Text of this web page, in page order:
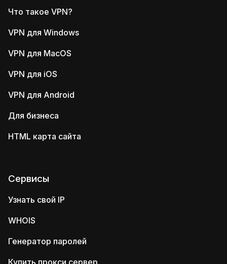
Что такое VPN?
VPN для Windows
VPN для MacOS
VPN для iOS
VPN для Android
Для бизнеса
HTML карта сайта
Сервисы
Узнать свой IP
WHOIS
Генератор паролей
Купить прокси сервер